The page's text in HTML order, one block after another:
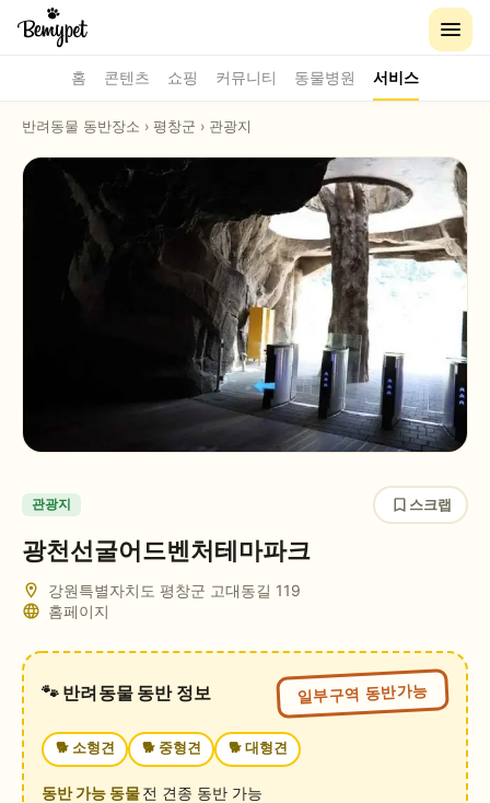
홈 콘텐츠 쇼핑 커뮤니티 동물병원 서비스
반려동물 동반장소 › 평창군 › 관광지
관광지 스크랩
광천선굴어드벤처테마파크
강원특별자치도 평창군 고대동길 119
홈페이지
🐾 반려동물 동반 정보 일부구역 동반가능
🐕 소형견 🐕 중형견 🐕 대형견
동반 가능 동물전 견종 동반 가능